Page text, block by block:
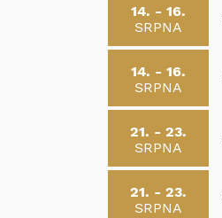
14. - 16.
SRPNA
14. - 16.
SRPNA
21. - 23.
SRPNA
21. - 23.
SRPNA